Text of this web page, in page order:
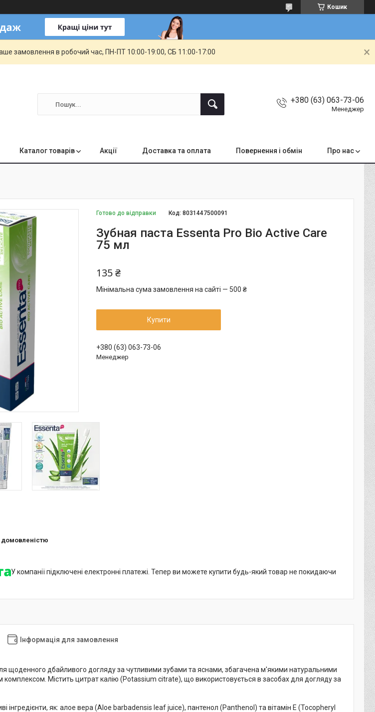
Кошик
замовлення в робочий час, ПН-ПТ 10:00-19:00, СБ 11:00-17:00
+380 (63) 063-73-06
Менеджер
Каталог товарів Акції Доставка та оплата Повернення і обмін Про нас
Готово до відправки Код:8031447500091
Зубная паста Essenta Pro Bio Active Care
75 мл
135 ₴
Мінімальна сума замовлення на сайті — 500 ₴
Купити
+380 (63) 063-73-06
Менеджер
домовленістю
У компанії підключені електронні платежі. Тепер ви можете купити будь-який товар не покидаючи
Інформація для замовлення
щоденного дбайливого догляду за чутливими зубами та яснами, збагачена м'якими натуральними
комплексом. Містить цитрат калію (Potassium citrate), що використовується в засобах для догляду за
інгредієнти, як: алое вера (Aloe barbadensis leaf juice), пантенол (Panthenol) та вітамін E (Tocopheryl